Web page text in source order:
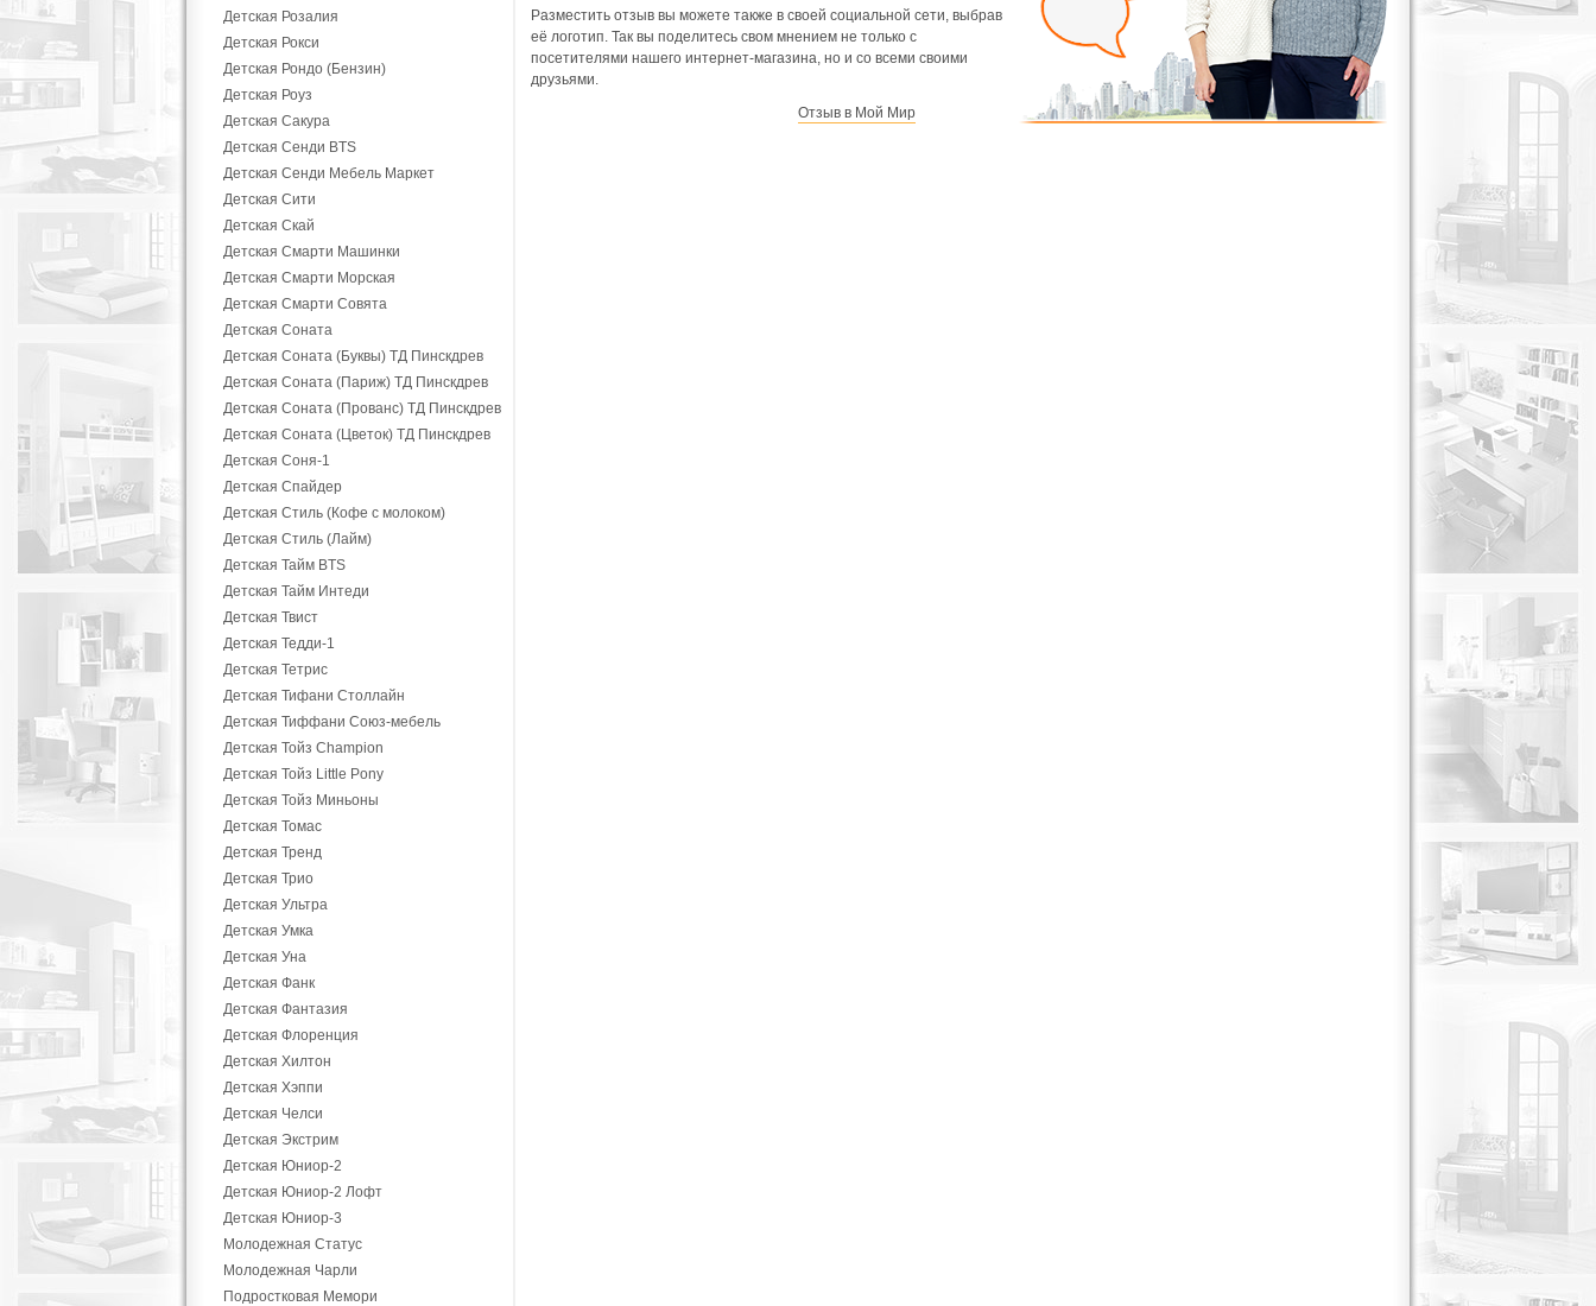
Детская Розалия
Детская Рокси
Детская Рондо (Бензин)
Детская Роуз
Детская Сакура
Детская Сенди BTS
Детская Сенди Мебель Маркет
Детская Сити
Детская Скай
Детская Смарти Машинки
Детская Смарти Морская
Детская Смарти Совята
Детская Соната
Детская Соната (Буквы) ТД Пинскдрев
Детская Соната (Париж) ТД Пинскдрев
Детская Соната (Прованс) ТД Пинскдрев
Детская Соната (Цветок) ТД Пинскдрев
Детская Соня-1
Детская Спайдер
Детская Стиль (Кофе с молоком)
Детская Стиль (Лайм)
Детская Тайм BTS
Детская Тайм Интеди
Детская Твист
Детская Тедди-1
Детская Тетрис
Детская Тифани Столлайн
Детская Тиффани Союз-мебель
Детская Тойз Champion
Детская Тойз Little Pony
Детская Тойз Миньоны
Детская Томас
Детская Тренд
Детская Трио
Детская Ультра
Детская Умка
Детская Уна
Детская Фанк
Детская Фантазия
Детская Флоренция
Детская Хилтон
Детская Хэппи
Детская Челси
Детская Экстрим
Детская Юниор-2
Детская Юниор-2 Лофт
Детская Юниор-3
Молодежная Статус
Молодежная Чарли
Подростковая Мемори
Разместить отзыв вы можете также в своей социальной сети, выбрав
её логотип. Так вы поделитесь свом мнением не только с
посетителями нашего интернет-магазина, но и со всеми своими
друзьями.
Отзыв в Мой Мир